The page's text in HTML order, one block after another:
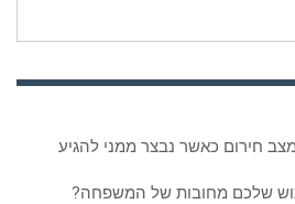
חירום כאשר נבצר ממני להגיע
שלכם מחובות של המשפחה?